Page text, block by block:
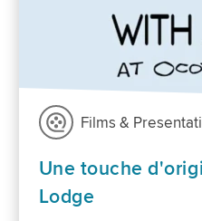
Films &
Une touche
Lodge